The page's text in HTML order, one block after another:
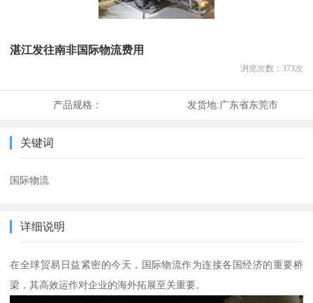
湛江发往南非国际物流费用
浏览次数： 373次
产品规格： 发货地:广东省东莞市
关键词
国际物流
详细说明
在全球贸易日益紧密的今天，国际物流作为连接各国经济的重要桥
梁，其高效运作对企业的海外拓展至关重要。